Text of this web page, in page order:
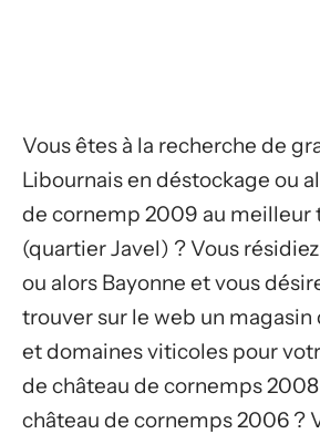
Vous êtes à la recherche de
Libournais en déstockage ou
de cornemp 2009 au meilleur
(quartier Javel) ? Vous
ou alors Bayonne et vous
trouver sur le web un
et domaines viticoles pour
de château de cornemps 2008
château de cornemps 2006 ?